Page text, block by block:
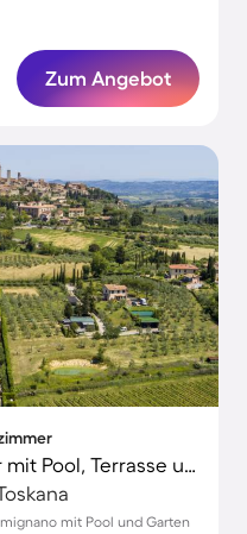
Zum Angebot
Charmantes Privatzimmer mit Pool, Terrasse und Garten | Haustiere erlaubt
mit Pool und Garten